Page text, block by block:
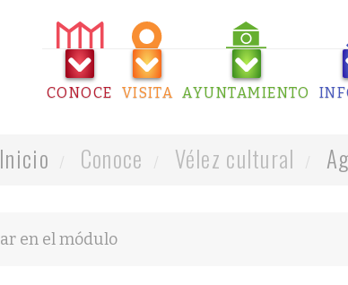
CONOCE VISITA AYUNTAMIENTO
Inicio Conoce Vélez cultural